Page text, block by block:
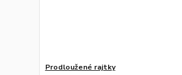
Prodloužené rajtky